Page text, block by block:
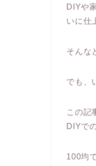
DIYや
いに仕
そんな
でも、
この記
DIYで
100均